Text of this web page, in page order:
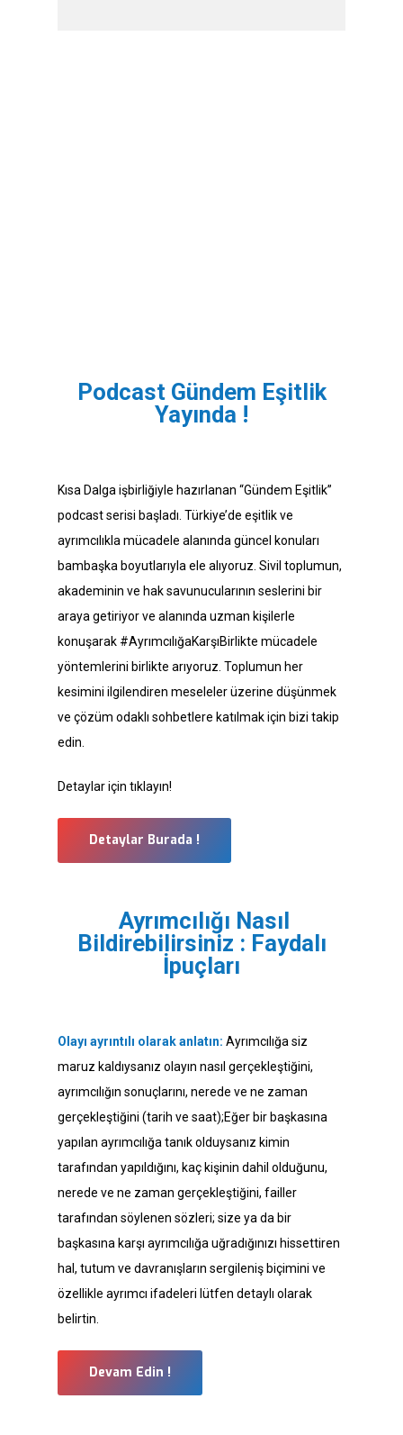
Podcast Gündem Eşitlik
Yayında !
Kısa Dalga işbirliğiyle hazırlanan “Gündem Eşitlik”
podcast serisi başladı. Türkiye’de eşitlik ve
ayrımcılıkla mücadele alanında güncel konuları
bambaşka boyutlarıyla ele alıyoruz. Sivil toplumun,
akademinin ve hak savunucularının seslerini bir
araya getiriyor ve alanında uzman kişilerle
konuşarak #AyrımcılığaKarşıBirlikte mücadele
yöntemlerini birlikte arıyoruz. Toplumun her
kesimini ilgilendiren meseleler üzerine düşünmek
ve çözüm odaklı sohbetlere katılmak için bizi takip
edin.
Detaylar için tıklayın!
Detaylar Burada !
Ayrımcılığı Nasıl
Bildirebilirsiniz : Faydalı
İpuçları
Olayı ayrıntılı olarak anlatın: Ayrımcılığa siz
maruz kaldıysanız olayın nasıl gerçekleştiğini,
ayrımcılığın sonuçlarını, nerede ve ne zaman
gerçekleştiğini (tarih ve saat);Eğer bir başkasına
yapılan ayrımcılığa tanık olduysanız kimin
tarafından yapıldığını, kaç kişinin dahil olduğunu,
nerede ve ne zaman gerçekleştiğini, failler
tarafından söylenen sözleri; size ya da bir
başkasına karşı ayrımcılığa uğradığınızı hissettiren
hal, tutum ve davranışların sergileniş biçimini ve
özellikle ayrımcı ifadeleri lütfen detaylı olarak
belirtin.
Devam Edin !